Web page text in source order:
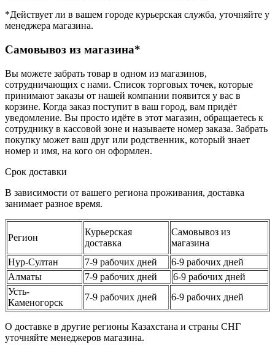
*Действует ли в вашем городе курьерская служба, уточняйте у
менеджера магазина.
Самовывоз из магазина*
Вы можете забрать товар в одном из магазинов,
сотрудничающих с нами. Список торговых точек, которые
принимают заказы от нашей компании появится у вас в
корзине. Когда заказ поступит в ваш город, вам придёт
уведомление. Вы просто идёте в этот магазин, обращаетесь к
сотруднику в кассовой зоне и называете номер заказа. Забрать
покупку может ваш друг или родственник, который знает
номер и имя, на кого он оформлен.
Срок доставки
В зависимости от вашего региона проживания, доставка
занимает разное время.
Регион
Курьерская
доставка
Самовывоз из
магазина
Нур-Султан
7-9 рабочих дней
6-9 рабочих дней
Алматы
7-9 рабочих дней
6-9 рабочих дней
Усть-
Каменогорск
7-9 рабочих дней 6-9 рабочих дней
О доставке в другие регионы Казахстана и страны СНГ
уточняйте менеджеров магазина.